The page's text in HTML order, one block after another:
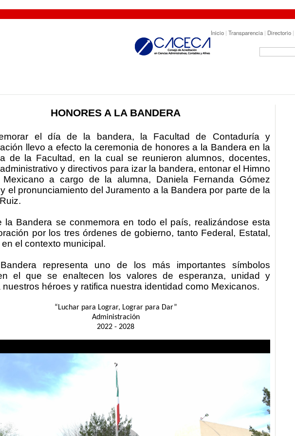
Inicio | Transparencia | Directorio |
HONORES A LA BANDERA
el día de la bandera, la Facultad de Contaduría y
llevo a efecto la ceremonia de honores a la Bandera en la
de la Facultad, en la cual se reunieron alumnos, docentes,
y directivos para izar la bandera, entonar el Himno
Mexicano a cargo de la alumna, Daniela Fernanda Gómez
el pronunciamiento del Juramento a la Bandera por parte de la
la Bandera se conmemora en todo el país, realizándose esta
por los tres órdenes de gobierno, tanto Federal, Estatal,
el contexto municipal.
representa uno de los más importantes símbolos
el que se enaltecen los valores de esperanza, unidad y
nuestros héroes y ratifica nuestra identidad como Mexicanos.
“Luchar para Lograr, Lograr para Dar”
Administración
2022 - 2028